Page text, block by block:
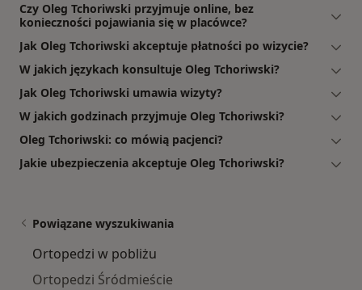
Czy Oleg Tchoriwski przyjmuje online, bez
konieczności pojawiania się w placówce?
Jak Oleg Tchoriwski akceptuje płatności po wizycie?
W jakich językach konsultuje Oleg Tchoriwski?
Jak Oleg Tchoriwski umawia wizyty?
W jakich godzinach przyjmuje Oleg Tchoriwski?
Oleg Tchoriwski: co mówią pacjenci?
Jakie ubezpieczenia akceptuje Oleg Tchoriwski?
Powiązane wyszukiwania
Ortopedzi w pobliżu
Ortopedzi Śródmieście